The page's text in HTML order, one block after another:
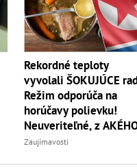
Rekordné teploty
vyvolali ŠOKUJÚCE
Režim odporúča na
horúčavy polievku!
Neuveriteľné, z
zvierata
Zaujímavosti